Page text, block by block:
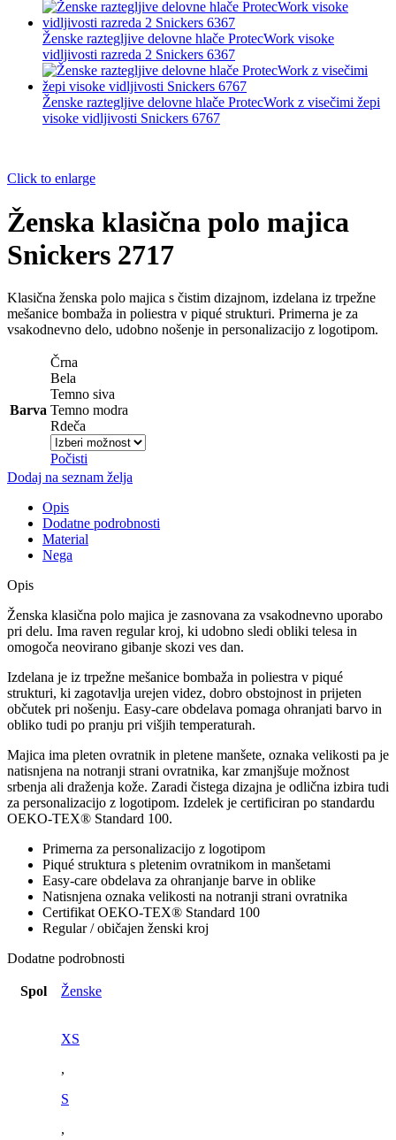
Ženske raztegljive delovne hlače ProtecWork visoke
vidljivosti razreda 2 Snickers 6367
Ženske raztegljive delovne hlače ProtecWork z visečimi žepi
visoke vidljivosti Snickers 6767
Click to enlarge
Ženska klasična polo majica
Snickers 2717
Klasična ženska polo majica s čistim dizajnom, izdelana iz trpežne
mešanice bombaža in poliestra v piqué strukturi. Primerna je za
vsakodnevno delo, udobno nošenje in personalizacijo z logotipom.
Barva
Črna
Bela
Temno siva
Temno modra
Rdeča
Počisti
Dodaj na seznam želja
Opis
Dodatne podrobnosti
Material
Nega
Opis
Ženska klasična polo majica je zasnovana za vsakodnevno uporabo
pri delu. Ima raven regular kroj, ki udobno sledi obliki telesa in
omogoča neovirano gibanje skozi ves dan.
Izdelana je iz trpežne mešanice bombaža in poliestra v piqué
strukturi, ki zagotavlja urejen videz, dobro obstojnost in prijeten
občutek pri nošenju. Easy-care obdelava pomaga ohranjati barvo in
obliko tudi po pranju pri višjih temperaturah.
Majica ima pleten ovratnik in pletene manšete, oznaka velikosti pa je
natisnjena na notranji strani ovratnika, kar zmanjšuje možnost
srbenja ali draženja kože. Zaradi čistega dizajna je odlična izbira tudi
za personalizacijo z logotipom. Izdelek je certificiran po standardu
OEKO-TEX® Standard 100.
Primerna za personalizacijo z logotipom
Piqué struktura s pletenim ovratnikom in manšetami
Easy-care obdelava za ohranjanje barve in oblike
Natisnjena oznaka velikosti na notranji strani ovratnika
Certifikat OEKO-TEX® Standard 100
Regular / običajen ženski kroj
Dodatne podrobnosti
Spol Ženske
XS
,
S
,